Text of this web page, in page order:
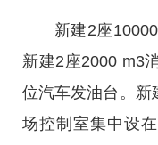
新建2座
新建2座2000 m3
位汽车发油台。新
场控制室集中设